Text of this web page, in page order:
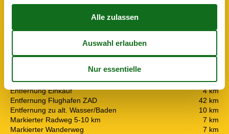
Elektrogeräte
Entf. zum Wasser/Baden
27 km
Entfernung Einkauf
4 km
Entfernung Flughafen ZAD
42 km
Entfernung zu alt. Wasser/Baden
10 km
Markierter Radweg 5-10 km
7 km
Markierter Wanderweg
7 km